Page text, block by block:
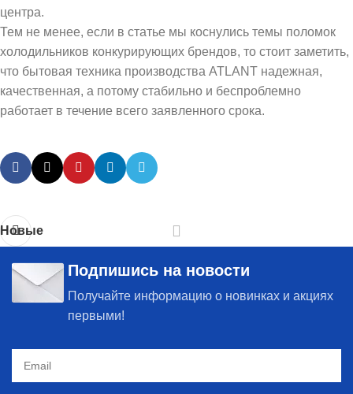
центра.
Тем не менее, если в статье мы коснулись темы поломок
холодильников конкурирующих брендов, то стоит заметить,
что бытовая техника производства ATLANT надежная,
качественная, а потому стабильно и беспроблемно
работает в течение всего заявленного срока.
Новые
Подпишись на новости
Получайте информацию о новинках и акциях
первыми!